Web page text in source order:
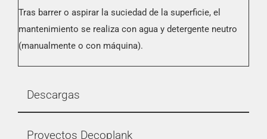
Tras barrer o aspirar la suciedad de la superficie, el
mantenimiento se realiza con agua y detergente neutro
(manualmente o con máquina).
Descargas
Proyectos Decoplank